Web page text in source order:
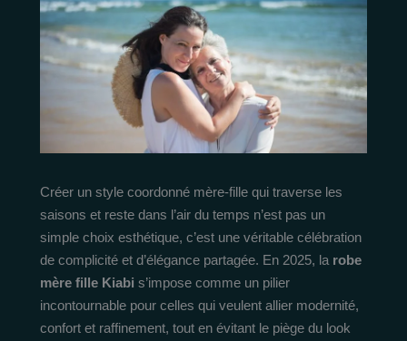
Créer un style coordonné mère-fille qui traverse les
saisons et reste dans l’air du temps n’est pas un
simple choix esthétique, c’est une véritable célébration
de complicité et d’élégance partagée. En 2025, la robe
mère fille Kiabi s’impose comme un pilier
incontournable pour celles qui veulent allier modernité,
confort et raffinement, tout en évitant le piège du look